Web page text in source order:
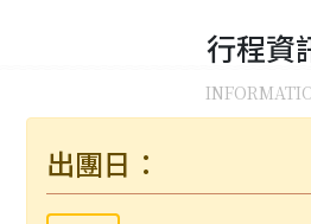
行程資
出團日：